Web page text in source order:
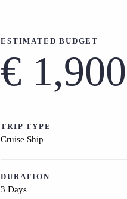
ESTIMATED BUDGET
€ 1,900
TRIP TYPE
Cruise Ship
DURATION
3 Days